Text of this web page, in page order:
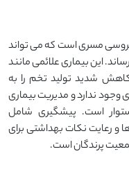
مسری است که می ‌تواند
این بیماری علائمی مانند
شدید تولید تخم را به
وجود ندارد و مدیریت بیماری
است. پیشگیری شامل
و رعایت نکات بهداشتی برای
پرندگان است.